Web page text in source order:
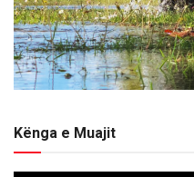
Kënga e Muajit